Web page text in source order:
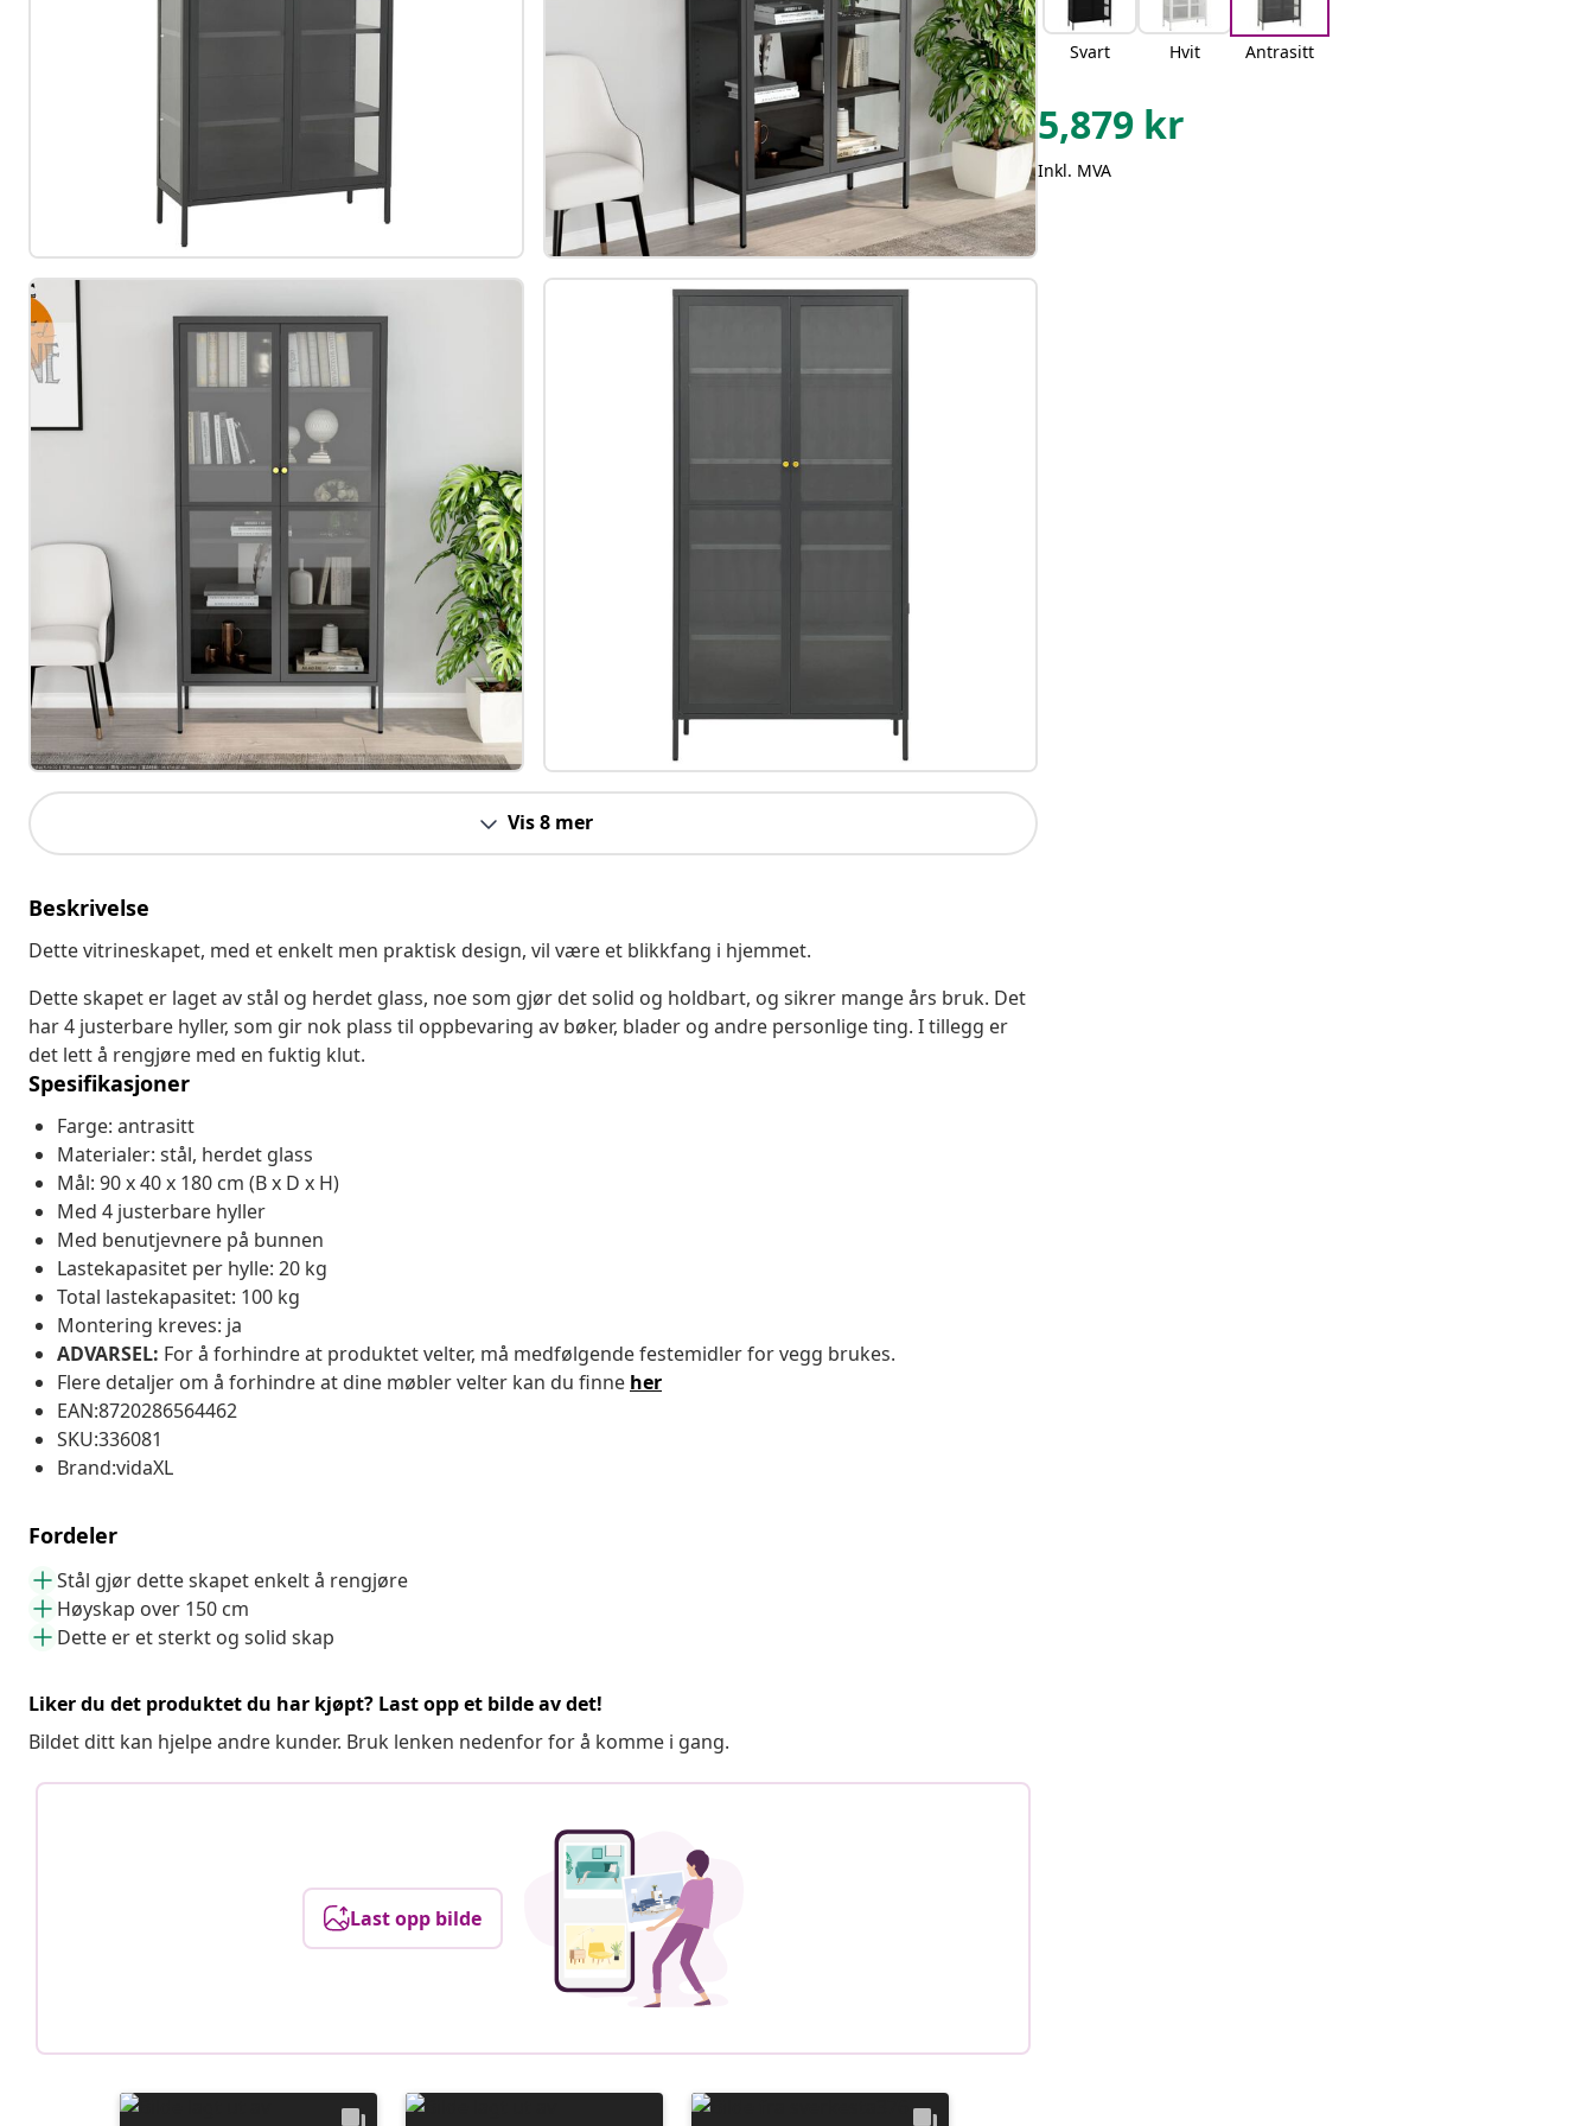
Vis 8 mer
Beskrivelse
Dette vitrineskapet, med et enkelt men praktisk design, vil være et blikkfang i hjemmet.
Dette skapet er laget av stål og herdet glass, noe som gjør det solid og holdbart, og sikrer mange års bruk. Det
har 4 justerbare hyller, som gir nok plass til oppbevaring av bøker, blader og andre personlige ting. I tillegg er
det lett å rengjøre med en fuktig klut.
Spesifikasjoner
Farge: antrasitt
Materialer: stål, herdet glass
Mål: 90 x 40 x 180 cm (B x D x H)
Med 4 justerbare hyller
Med benutjevnere på bunnen
Lastekapasitet per hylle: 20 kg
Total lastekapasitet: 100 kg
Montering kreves: ja
ADVARSEL: For å forhindre at produktet velter, må medfølgende festemidler for vegg brukes.
Flere detaljer om å forhindre at dine møbler velter kan du finne her
EAN:8720286564462
SKU:336081
Brand:vidaXL
Fordeler
Stål gjør dette skapet enkelt å rengjøre
Høyskap over 150 cm
Dette er et sterkt og solid skap
Liker du det produktet du har kjøpt? Last opp et bilde av det!
Bildet ditt kan hjelpe andre kunder. Bruk lenken nedenfor for å komme i gang.
Last opp bilde
Svart Hvit Antrasitt
5,879 kr
Inkl. MVA